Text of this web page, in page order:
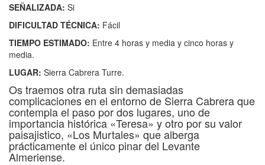
SEÑALIZADA: Si
DIFICULTAD TÉCNICA: Fácil
TIEMPO ESTIMADO: Entre 4 horas y media y cinco horas y
media.
LUGAR: Sierra Cabrera Turre.
Os traemos otra ruta sin demasiadas
complicaciones en el entorno de Sierra Cabrera que
contempla el paso por dos lugares, uno de
importancia histórica «Teresa» y otro por su valor
paisajistico, «Los Murtales» que alberga
prácticamente el único pinar del Levante
Almeriense.